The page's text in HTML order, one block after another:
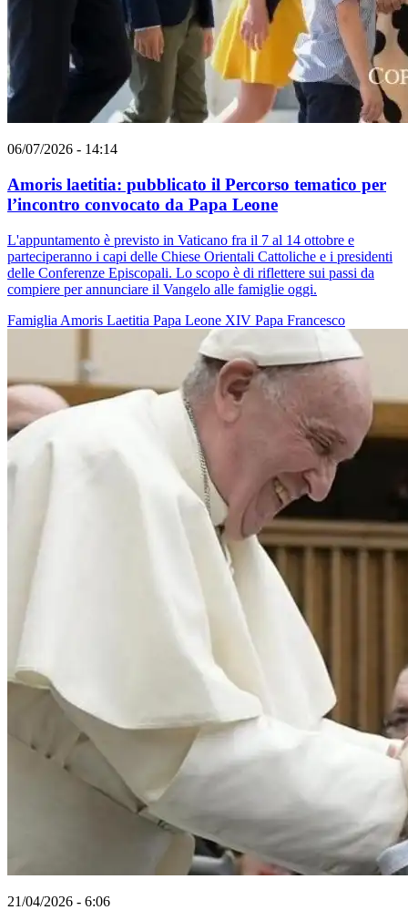
06/07/2026 - 14:14
Amoris laetitia: pubblicato il Percorso tematico per
l’incontro convocato da Papa Leone
L'appuntamento è previsto in Vaticano fra il 7 al 14 ottobre e
parteciperanno i capi delle Chiese Orientali Cattoliche e i presidenti
delle Conferenze Episcopali. Lo scopo è di riflettere sui passi da
compiere per annunciare il Vangelo alle famiglie oggi.
Famiglia Amoris Laetitia Papa Leone XIV Papa Francesco
21/04/2026 - 6:06